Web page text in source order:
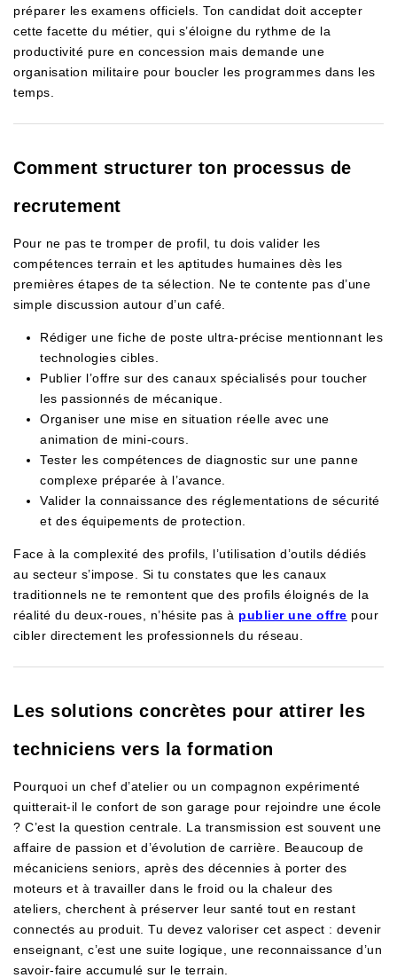
préparer les examens officiels. Ton candidat doit accepter
cette facette du métier, qui s’éloigne du rythme de la
productivité pure en concession mais demande une
organisation militaire pour boucler les programmes dans les
temps.
Comment structurer ton processus de
recrutement
Pour ne pas te tromper de profil, tu dois valider les
compétences terrain et les aptitudes humaines dès les
premières étapes de ta sélection. Ne te contente pas d’une
simple discussion autour d’un café.
Rédiger une fiche de poste ultra-précise mentionnant les
technologies cibles.
Publier l’offre sur des canaux spécialisés pour toucher
les passionnés de mécanique.
Organiser une mise en situation réelle avec une
animation de mini-cours.
Tester les compétences de diagnostic sur une panne
complexe préparée à l’avance.
Valider la connaissance des réglementations de sécurité
et des équipements de protection.
Face à la complexité des profils, l’utilisation d’outils dédiés
au secteur s’impose. Si tu constates que les canaux
traditionnels ne te remontent que des profils éloignés de la
réalité du deux-roues, n’hésite pas à publier une offre pour
cibler directement les professionnels du réseau.
Les solutions concrètes pour attirer les
techniciens vers la formation
Pourquoi un chef d’atelier ou un compagnon expérimenté
quitterait-il le confort de son garage pour rejoindre une école
? C’est la question centrale. La transmission est souvent une
affaire de passion et d’évolution de carrière. Beaucoup de
mécaniciens seniors, après des décennies à porter des
moteurs et à travailler dans le froid ou la chaleur des
ateliers, cherchent à préserver leur santé tout en restant
connectés au produit. Tu devez valoriser cet aspect : devenir
enseignant, c’est une suite logique, une reconnaissance d’un
savoir-faire accumulé sur le terrain.